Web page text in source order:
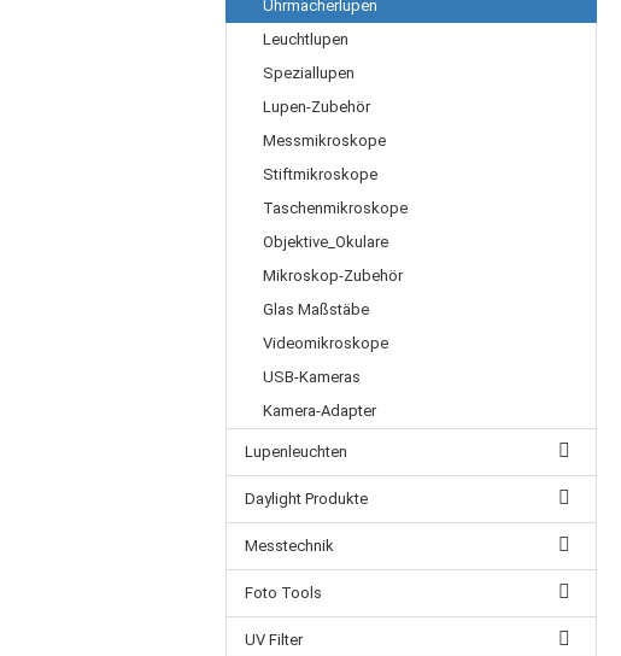
Uhrmacherlupen
Leuchtlupen
Speziallupen
Lupen-Zubehör
Messmikroskope
Stiftmikroskope
Taschenmikroskope
Objektive_Okulare
Mikroskop-Zubehör
Glas Maßstäbe
Videomikroskope
USB-Kameras
Kamera-Adapter
Lupenleuchten
Daylight Produkte
Messtechnik
Foto Tools
UV Filter